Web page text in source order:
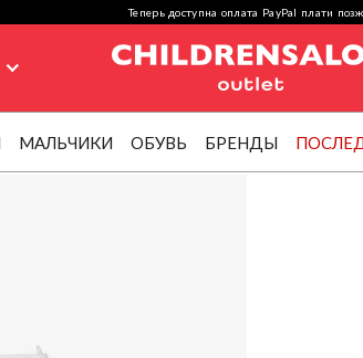
Теперь доступна оплата PayPal плати
МАЛЬЧИКИ ОБУВЬ БРЕНДЫ